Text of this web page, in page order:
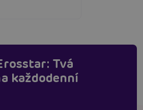
Tvá
každodenní